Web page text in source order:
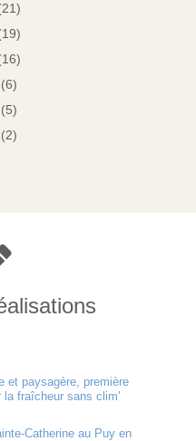
(6)
(5)
(2)
et paysagère, première
la fraîcheur sans clim'
Catherine au Puy en